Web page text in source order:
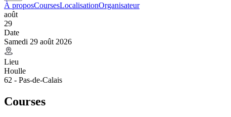
À proposCoursesLocalisationOrganisateur
août
29
Date
Samedi 29 août 2026
Lieu
Houlle
62 - Pas-de-Calais
Courses